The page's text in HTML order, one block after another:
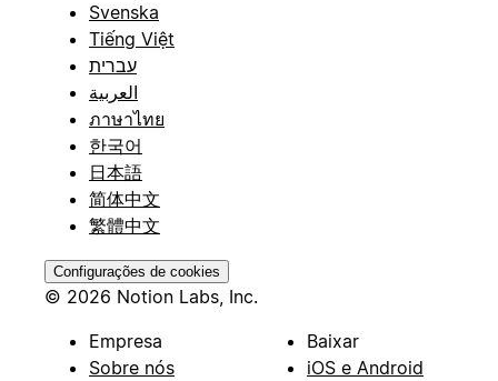
Svenska
Tiếng Việt
עברית
العربية
ภาษาไทย
한국어
日本語
简体中文
繁體中文
Configurações de cookies
© 2026 Notion Labs, Inc.
Empresa
Sobre nós
Baixar
iOS e Android